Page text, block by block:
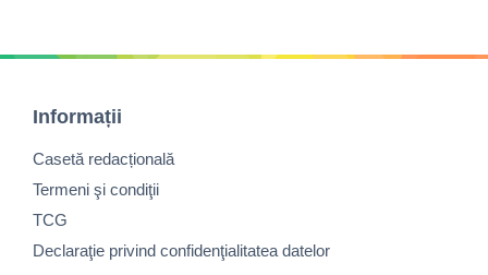
Informații
Casetă redacțională
Termeni şi condiţii
TCG
Declaraţie privind confidenţialitatea datelor